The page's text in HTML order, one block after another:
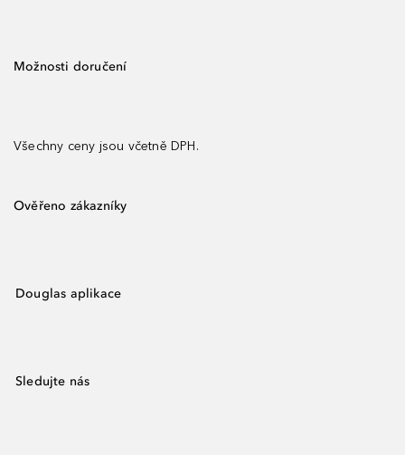
Možnosti doručení
Všechny ceny jsou včetně DPH.
Ověřeno zákazníky
Douglas aplikace
Sledujte nás